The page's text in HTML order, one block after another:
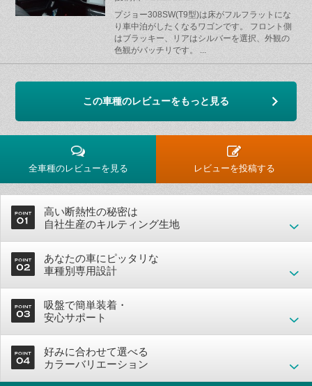
プジョー308SW(T9型)は床がフルフラットにな
り車中泊がしたくなるワゴンです。 フロント側
はブラッキー、リアはシルバーを選択、外観の
色観がバッチリです。 ...
この車種のレビューをもっと見る
全車種のレビューを見る レビューを投稿する
高い断熱性の秘密は
自社生産のキルティング生地
あなたの車にピッタリな
車種別専用設計
吸盤で簡単装着・
安心サポート
好みに合わせて選べる
カラーバリエーション